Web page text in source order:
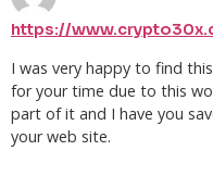
https://
I was very happy to find
for your time due to this
part of it and I have you
your web site.